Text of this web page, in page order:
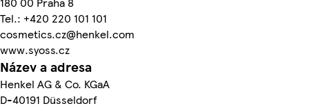
Tel.: +420 220 101 101
cosmetics.cz@henkel.com
www.syoss.cz
Název a adresa
Henkel AG & Co. KGaA
D-40191 Düsseldorf